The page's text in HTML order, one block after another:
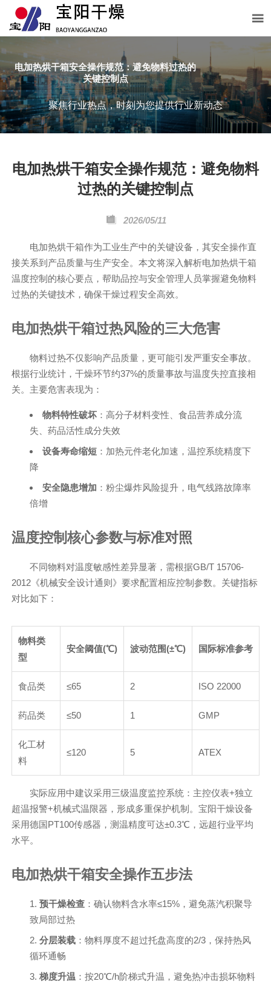

电加热烘干箱安全操作规范：避免物料过热的
关键控制点
聚焦行业热点，时刻为您提供行业新动态
电加热烘干箱安全操作规范：避免物料
过热的关键控制点
 2026/05/11
电加热烘干箱作为工业生产中的关键设备，其安全操作直
接关系到产品质量与生产安全。本文将深入解析电加热烘干箱
温度控制的核心要点，帮助品控与安全管理人员掌握避免物料
过热的关键技术，确保干燥过程安全高效。
电加热烘干箱过热风险的三大危害
物料过热不仅影响产品质量，更可能引发严重安全事故。
根据行业统计，干燥环节约37%的质量事故与温度失控直接相
关。主要危害表现为：
物料特性破坏：高分子材料变性、食品营养成分流
失、药品活性成分失效
设备寿命缩短：加热元件老化加速，温控系统精度下
降
安全隐患增加 ：粉尘爆炸风险提升，电气线路故障率
倍增
温度控制核心参数与标准对照
不同物料对温度敏感性差异显著，需根据GB/T 15706-
2012《机械安全设计通则》要求配置相应控制参数。关键指标
对比如下：
物料类
型
安全阈值(℃) 波动范围(±℃) 国际标准参考
食品类 ≤65 2 ISO 22000
药品类 ≤50 1 GMP
化工材
料
≤120 5 ATEX
实际应用中建议采用三级温度监控系统：主控仪表+独立
超温报警+机械式温限器，形成多重保护机制。宝阳干燥设备
采用德国PT100传感器，测温精度可达±0.3℃，远超行业平均
水平。
电加热烘干箱安全操作五步法
预干燥检查：确认物料含水率≤15%，避免蒸汽积聚导
致局部过热
分层装载：物料厚度不超过托盘高度的2/3，保持热风
循环通畅
梯度升温 ：按20℃/h阶梯式升温，避免热冲击损坏物料